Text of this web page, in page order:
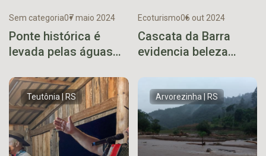
Sem categoria07 maio 2024
Ponte histórica é
levada pelas águas
gaúchos
Ecoturismo06 out 2024
Cascata da Barra
evidencia beleza
Alegre da Prata
Teutônia | RS Arvorezinha | RS